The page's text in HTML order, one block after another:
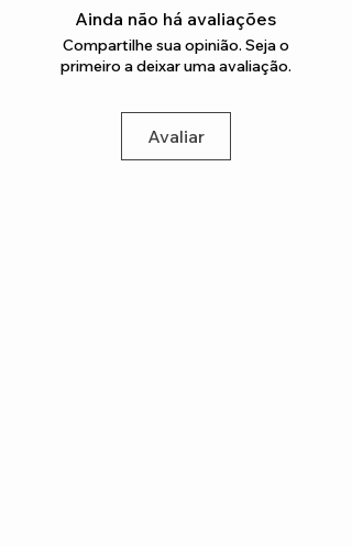
Ainda não há avaliações
Compartilhe sua opinião. Seja o
primeiro a deixar uma avaliação.
Avaliar